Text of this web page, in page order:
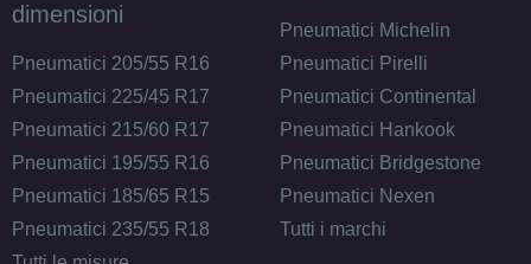
dimensioni
Pneumatici 205/55 R16
Pneumatici 225/45 R17
Pneumatici 215/60 R17
Pneumatici 195/55 R16
Pneumatici 185/65 R15
Pneumatici 235/55 R18
Pneumatici Michelin
Pneumatici Pirelli
Pneumatici Continental
Pneumatici Hankook
Pneumatici Bridgestone
Pneumatici Nexen
Tutti i marchi